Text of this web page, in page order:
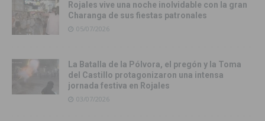
Rojales vive una noche inolvidable con la gran
Charanga de sus fiestas patronales
05/07/2026
La Batalla de la Pólvora, el pregón y la Toma
del Castillo protagonizaron una intensa
jornada festiva en Rojales
03/07/2026